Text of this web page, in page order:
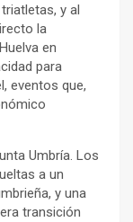
y al
la
en
para
eventos que,
Umbría. Los
a un
y una
transición